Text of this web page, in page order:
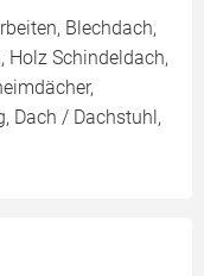
Blechdach,
Holz Schindeldach,
Dach / Dachstuhl,